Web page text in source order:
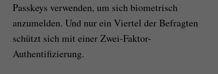
Passkeys verwenden, um sich biometrisch
anzumelden. Und nur ein Viertel der Befragten
schützt sich mit einer Zwei-Faktor-
Authentifizierung.